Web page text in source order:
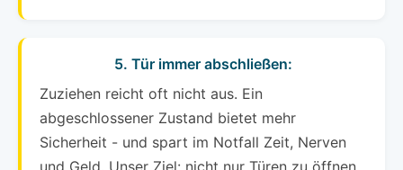
5. Tür immer abschließen:
Zuziehen reicht oft nicht aus. Ein
abgeschlossener Zustand bietet mehr
Sicherheit - und spart im Notfall Zeit, Nerven